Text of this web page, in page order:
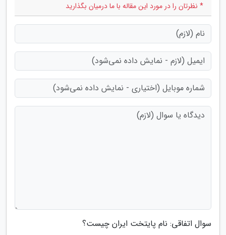
* نظرتان را در مورد این مقاله با ما درمیان بگذارید
سوال اتفاقی: نام پایتخت ایران چیست؟